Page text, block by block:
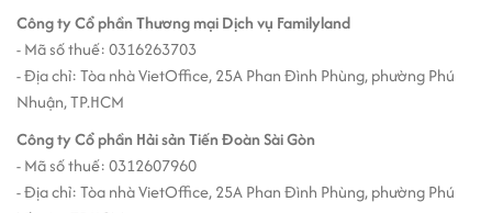
Công ty Cổ phần Thương mại Dịch vụ Familyland
- Mã số thuế: 0316263703
- Địa chỉ: Tòa nhà VietOffice, 25A Phan Đình Phùng, phường Phú
Nhuận, TP.HCM
Công ty Cổ phần Hải sản Tiến Đoàn Sài Gòn
- Mã số thuế: 0312607960
- Địa chỉ: Tòa nhà VietOffice, 25A Phan Đình Phùng, phường Phú